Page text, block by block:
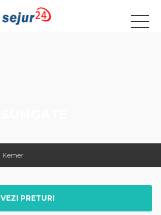
Kemer
VEZI PRETURI